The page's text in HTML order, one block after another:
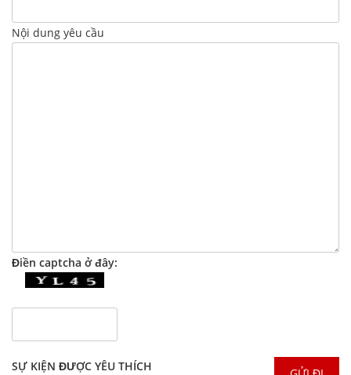
Nội dung yêu cầu
Điền captcha ở đây:
SỰ KIỆN ĐƯỢC YÊU THÍCH